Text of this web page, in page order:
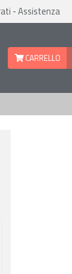
-Assistenza
CARRELLO